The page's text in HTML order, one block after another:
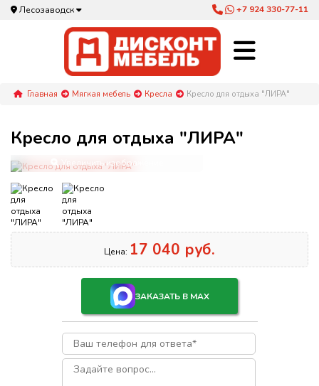
Лесозаводск +7 924 330-77-11
Главная Мягкая мебель Кресла Кресло для отдыха "ЛИРА"
Кресло для отдыха "ЛИРА"
Увеличить изображение
Цена: 17 040 руб.
ЗАКАЗАТЬ В MAX